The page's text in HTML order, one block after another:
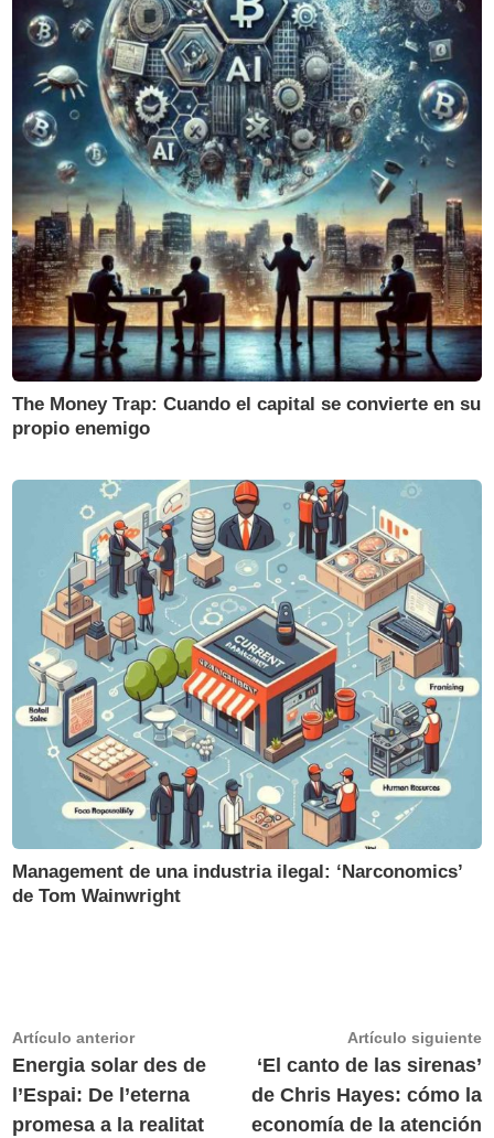
The Money Trap: Cuando el capital se convierte en su
propio enemigo
Management de una industria ilegal: ‘Narconomics’
de Tom Wainwright
Navegación
de
entradas
Artículo anteriorArtículo
anterior:
Energia solar des de
l’Espai: De l’eterna
promesa a la realitat
Artículo siguiente
‘El canto de las sirenas’
de Chris Hayes: cómo la
economía de la atención